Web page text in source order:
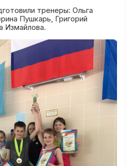
тренеры: Ольга
Пушкарь, Григорий
Измайлова.